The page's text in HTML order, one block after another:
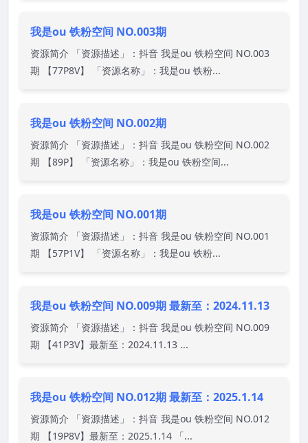
我是ou 铁粉空间 NO.003期
资源简介 「资源描述」：抖音 我是ou 铁粉空间 NO.003
期 【77P8V】 「资源名称」：我是ou 铁粉...
我是ou 铁粉空间 NO.002期
资源简介 「资源描述」：抖音 我是ou 铁粉空间 NO.002
期 【89P】 「资源名称」：我是ou 铁粉空间...
我是ou 铁粉空间 NO.001期
资源简介 「资源描述」：抖音 我是ou 铁粉空间 NO.001
期 【57P1V】 「资源名称」：我是ou 铁粉...
我是ou 铁粉空间 NO.009期 最新至：2024.11.13
资源简介 「资源描述」：抖音 我是ou 铁粉空间 NO.009
期 【41P3V】最新至：2024.11.13 ...
我是ou 铁粉空间 NO.012期 最新至：2025.1.14
资源简介 「资源描述」：抖音 我是ou 铁粉空间 NO.012
期 【19P8V】最新至：2025.1.14 「...